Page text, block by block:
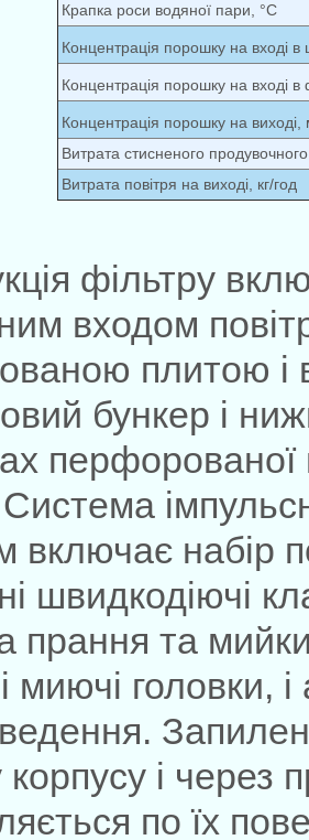
Крапка роси водяної пари, °С
Концентрація порошку на вході в
Концентрація порошку на вході в
Концентрація порошку на виході,
Витрата стисненого продувочного
Витрата повітря на виході, кг/год
фільтру
входом
плитою і
бункер і
перфорованої
включає набір
швидкодіючі
прання та
миючі головки,
корпусу і через
по їх